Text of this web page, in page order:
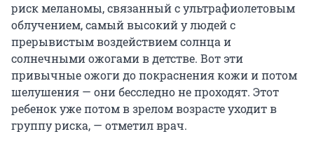
риск меланомы, связанный с ультрафиолетовым
облучением, самый высокий у людей с
прерывистым воздействием солнца и
солнечными ожогами в детстве. Вот эти
привычные ожоги до покраснения кожи и потом
шелушения — они бесследно не проходят. Этот
ребенок уже потом в зрелом возрасте уходит в
группу риска, — отметил врач.